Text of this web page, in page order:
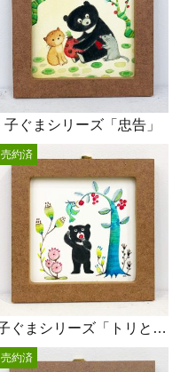
子ぐまシリーズ「忠告」
子ぐまシリーズ「トリとクマ」
売約済
売約済